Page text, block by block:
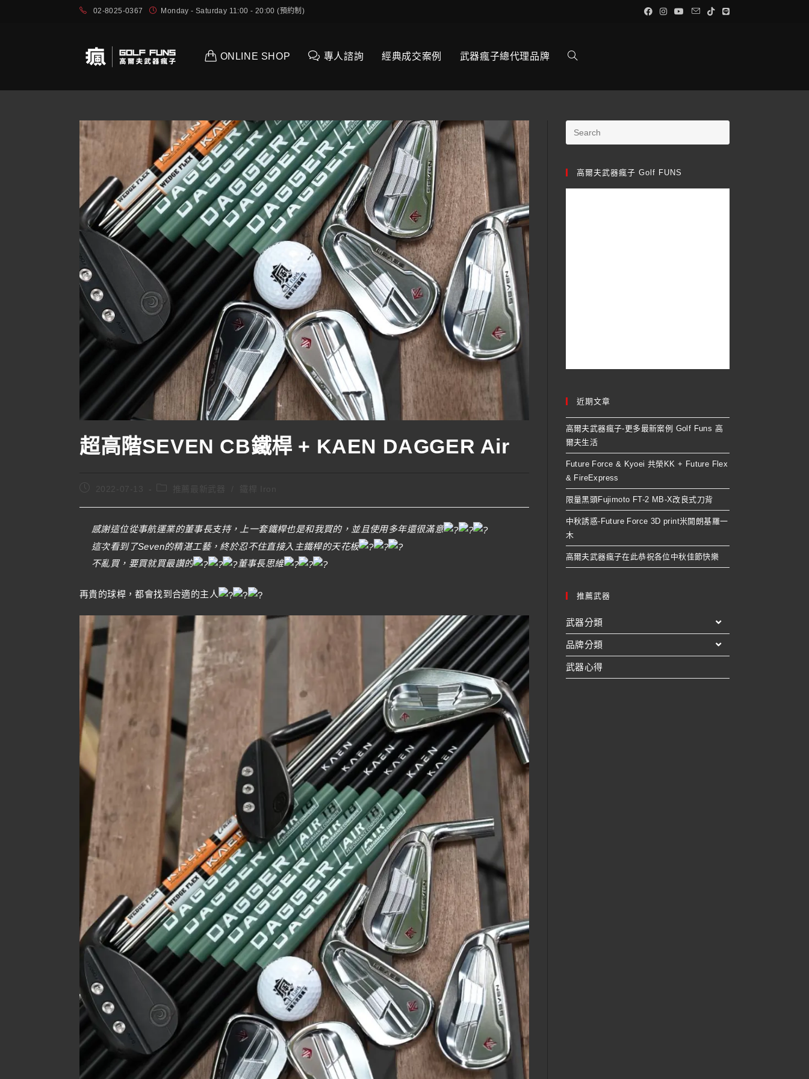
02-8025-0367 Monday - Saturday 11:00 - 20:00 (預約制)
ONLINE SHOP 專人諮詢 經典成交案例 武器瘋子總代理品牌
超高階SEVEN CB鐵桿 + KAEN DAGGER Air
2022-07-13 鐵桿 Iron
感謝這位從事航運業的董事長支持，上一套鐵桿也是和我買的，並且使用多年還很滿意
這次看到了Seven的精湛工藝，終於忍不住直接入主鐵桿的天花板
不亂買，要買就買最讚的
董事長思維
再貴的球桿，都會找到合適的主人
高爾夫武器瘋子 Golf FUNS
近期文章
高爾夫武器瘋子-更多最新案例 Golf Funs 高
爾夫生活
Future Force & Kyoei 共榮KK + Future Flex
& FireExpress
限量黑頭Fujimoto FT-2 MB-X改良式刀背
中秋誘惑-Future Force 3D print米開朗基羅一
木
高爾夫武器瘋子在此恭祝各位中秋佳節快樂
推薦武器
武器分類
品牌分類
武器心得